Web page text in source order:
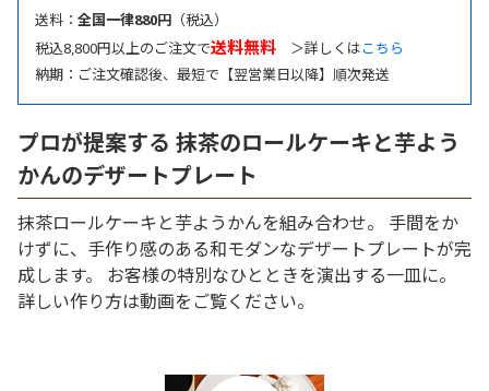
送料： 全国一律880円 （税込）
税込8,800円以上のご注文で送料無料 ＞詳しくはこちら
納期：ご注文確認後、最短で【翌営業日以降】順次発送
プロが提案する 抹茶のロールケーキと芋よう
かんのデザートプレート
抹茶ロールケーキと芋ようかんを組み合わせ。 手間をか
けずに、手作り感のある和モダンなデザートプレートが完
成します。 お客様の特別なひとときを演出する一皿に。
詳しい作り方は動画をご覧ください。